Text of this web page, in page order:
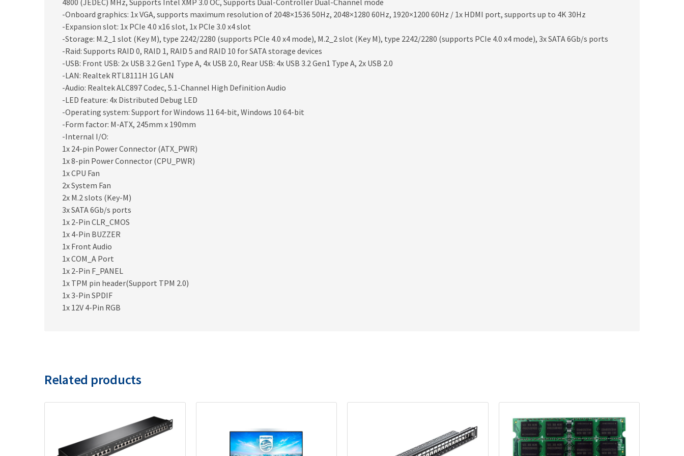
4800 (JEDEC) MHz, Supports Intel XMP 3.0 OC, Supports Dual-Controller Dual-Channel mode
-Onboard graphics: 1x VGA, supports maximum resolution of 2048×1536 50Hz, 2048×1280 60Hz, 1920×1200 60Hz / 1x HDMI port, supports up to 4K 30Hz
-Expansion slot: 1x PCIe 4.0 x16 slot, 1x PCIe 3.0 x4 slot
-Storage: M.2_1 slot (Key M), type 2242/2280 (supports PCIe 4.0 x4 mode), M.2_2 slot (Key M), type 2242/2280 (supports PCIe 4.0 x4 mode), 3x SATA 6Gb/s ports
-Raid: Supports RAID 0, RAID 1, RAID 5 and RAID 10 for SATA storage devices
-USB: Front USB: 2x USB 3.2 Gen1 Type A, 4x USB 2.0, Rear USB: 4x USB 3.2 Gen1 Type A, 2x USB 2.0
-LAN: Realtek RTL8111H 1G LAN
-Audio: Realtek ALC897 Codec, 5.1-Channel High Definition Audio
-LED feature: 4x Distributed Debug LED
-Operating system: Support for Windows 11 64-bit, Windows 10 64-bit
-Form factor: M-ATX, 245mm x 190mm
-Internal I/O:
1x 24-pin Power Connector (ATX_PWR)
1x 8-pin Power Connector (CPU_PWR)
1x CPU Fan
2x System Fan
2x M.2 slots (Key-M)
3x SATA 6Gb/s ports
1x 2-Pin CLR_CMOS
1x 4-Pin BUZZER
1x Front Audio
1x COM_A Port
1x 2-Pin F_PANEL
1x TPM pin header(Support TPM 2.0)
1x 3-Pin SPDIF
1x 12V 4-Pin RGB
Related products